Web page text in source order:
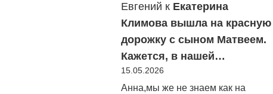
Евгений к Екатерина
Климова вышла на красную
дорожку с сыном Матвеем.
Кажется, в нашей…
15.05.2026
Анна,мы же не знаем как на